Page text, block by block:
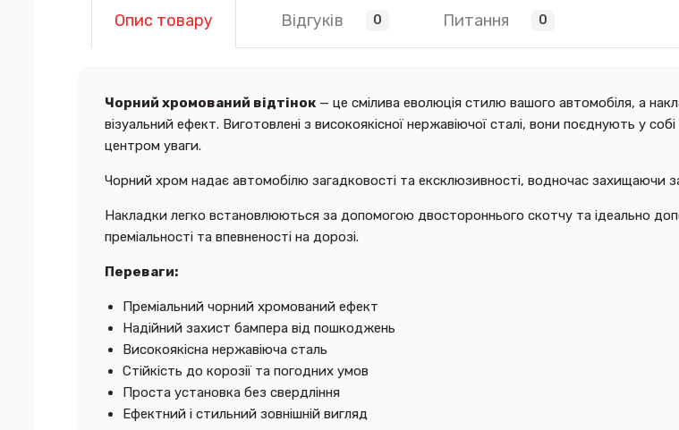
Опис товару Відгуків 0 Питання 0
Чорний хромований відтінок — це смілива еволюція стилю вашого автомобіля, а
візуальний ефект. Виготовлені з високоякісної нержавіючої сталі, вони поєднують у
центром уваги.
Чорний хром надає автомобілю загадковості та ексклюзивності, водночас захищаючи
Накладки легко встановлюються за допомогою двостороннього скотчу та ідеально
преміальності та впевненості на дорозі.
Переваги:
Преміальний чорний хромований ефект
Надійний захист бампера від пошкоджень
Високоякісна нержавіюча сталь
Стійкість до корозії та погодних умов
Проста установка без свердління
Ефектний і стильний зовнішній вигляд